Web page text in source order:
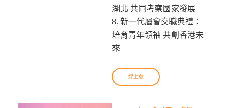
湖北 共同考察國家發展
8. 新一代屬會交職典禮：
培育青年領袖 共創香港未
來
線上看